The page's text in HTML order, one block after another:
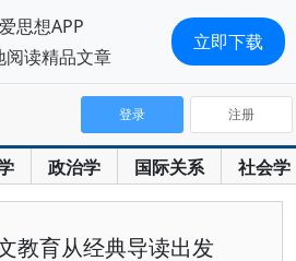
政治学 国际关系 社会学
登录 注册
教育从经典导读出发
思想APP
阅读精品文章
立即下载